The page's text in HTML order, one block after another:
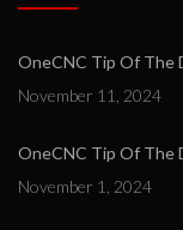
OneCNC Tip Of The
November 11, 2024
OneCNC Tip Of The
November 1, 2024